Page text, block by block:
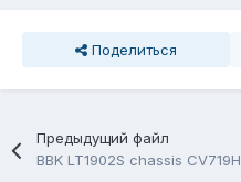
Поделиться
Предыдущий файл
BBK LT1902S chassis CV719H